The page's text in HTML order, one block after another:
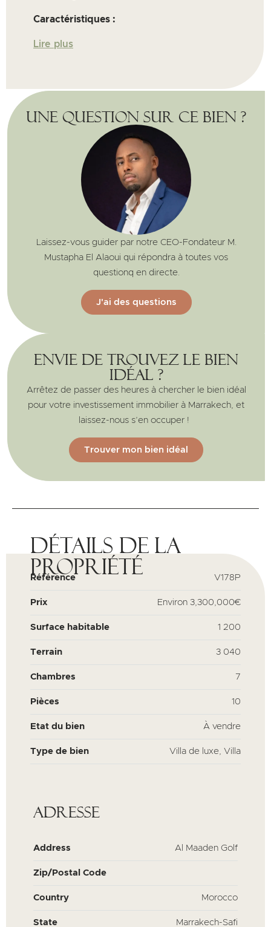
Caractéristiques :
Lire plus
Envie de trouvez le bien
idéal ?
Arrêtez de passer des heures à chercher le bien idéal
pour votre investissement immobilier à Marrakech, et
laissez-nous s’en occuper !
Trouver mon bien idéal
Une question sur ce bien ?
Laissez-vous guider par notre CEO-Fondateur M.
Mustapha El Alaoui qui répondra à toutes vos
questionq en directe.
J'ai des questions
Détails de la
propriété
Référence V178P
Prix Environ 3,300,000€
Surface habitable 1 200
Terrain 3 040
Chambres 7
Pièces 10
Etat du bien À vendre
Type de bien Villa de luxe, Villa
Adresse
Address Al Maaden Golf
Zip/Postal Code
Country Morocco
State Marrakech-Safi